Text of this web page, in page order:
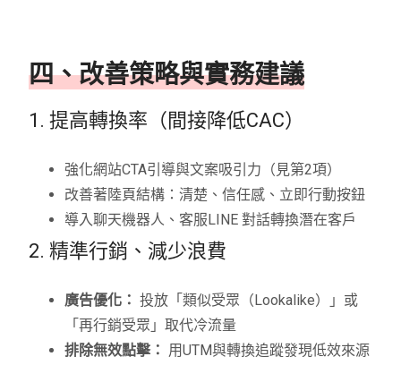
四、改善策略與實務建議
1. 提高轉換率（間接降低CAC）
強化網站CTA引導與文案吸引力（見第2項）
改善著陸頁結構：清楚、信任感、立即行動按鈕
導入聊天機器人、客服LINE 對話轉換潛在客戶
2. 精準行銷、減少浪費
廣告優化： 投放「類似受眾（Lookalike）」或
「再行銷受眾」取代冷流量
排除無效點擊： 用UTM與轉換追蹤發現低效來源